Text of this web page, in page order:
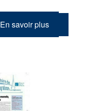
En savoir plus